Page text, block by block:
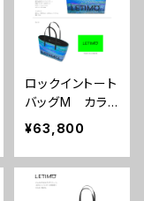
ロックイントート
バッグM カラ
ー/シティーナイ
ト ■配送まで
約１か月
¥63,800